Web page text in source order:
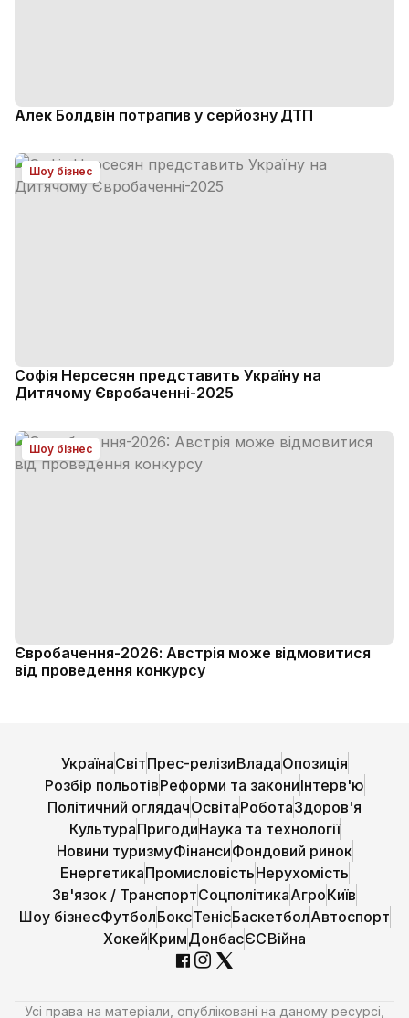
Алек Болдвін потрапив у серйозну ДТП
Шоу бізнес
Софія Нерсесян представить Україну на
Дитячому Євробаченні-2025
Шоу бізнес
Євробачення-2026: Австрія може відмовитися
від проведення конкурсу
УкраїнаСвітПрес-релізиВладаОпозиція
Розбір польотівРеформи та закониІнтерв'ю
Політичний оглядачОсвітаРоботаЗдоров'я
КультураПригодиНаука та технології
Новини туризмуФінансиФондовий ринок
ЕнергетикаПромисловістьНерухомість
Зв'язок / ТранспортСоцполітикаАгроКиїв
Шоу бізнесФутболБоксТенісБаскетболАвтоспорт
ХокейКримДонбасЄСВійна
Усі права на матеріали, опубліковані на даному ресурсі,